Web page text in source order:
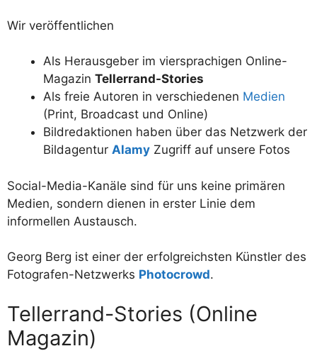
Wir veröffentlichen
Als Herausgeber im viersprachigen Online-
Magazin Tellerrand-Stories
Als freie Autoren in verschiedenen Medien
(Print, Broadcast und Online)
Bildredaktionen haben über das Netzwerk der
Bildagentur Alamy Zugriff auf unsere Fotos
Social-Media-Kanäle sind für uns keine primären
Medien, sondern dienen in erster Linie dem
informellen Austausch.
Georg Berg ist einer der erfolgreichsten Künstler des
Fotografen-Netzwerks Photocrowd.
Tellerrand-Stories (Online
Magazin)